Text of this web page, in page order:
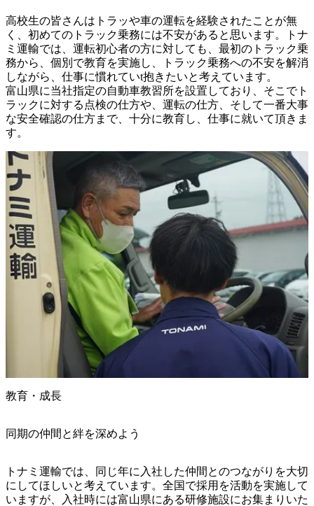
高校生の皆さんはトラッや車の運転を経験されたことが無
く、初めてのトラック乗務には不安があると思います。トナ
ミ運輸では、運転初心者の方に対しても、最初のトラック乗
務から、個別で教育を実施し、トラック乗務への不安を解消
しながら、仕事に慣れていt抱きたいと考えています。
富山県に当社指定の自動車教習所を設置しており、そこでト
ラックに対する点検の仕方や、運転の仕方、そして一番大事
な安全確認の仕方まで、十分に教育し、仕事に就いて頂きま
す。
教育・成長
同期の仲間と絆を深めよう
トナミ運輸では、同じ年に入社した仲間とのつながりを大切
にしてほしいと考えています。全国で採用を活動を実施して
いますが、入社時には富山県にある研修施設にお集まりいた